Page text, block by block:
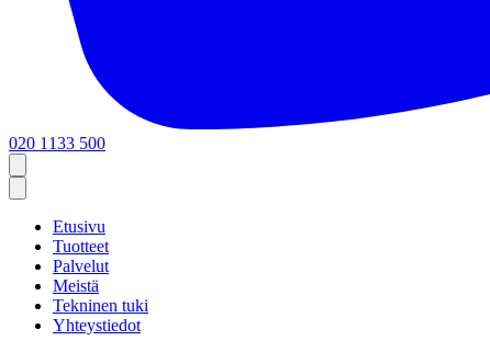
020 1133 500
Etusivu
Tuotteet
Palvelut
Meistä
Tekninen tuki
Yhteystiedot